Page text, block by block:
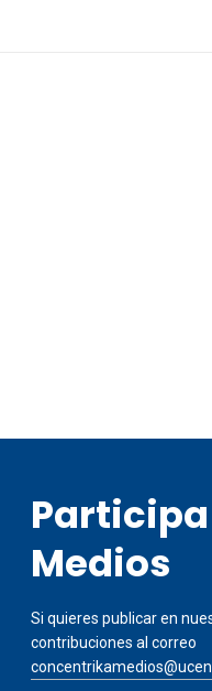
Medios
Si quieres publicar en
contribuciones al correo